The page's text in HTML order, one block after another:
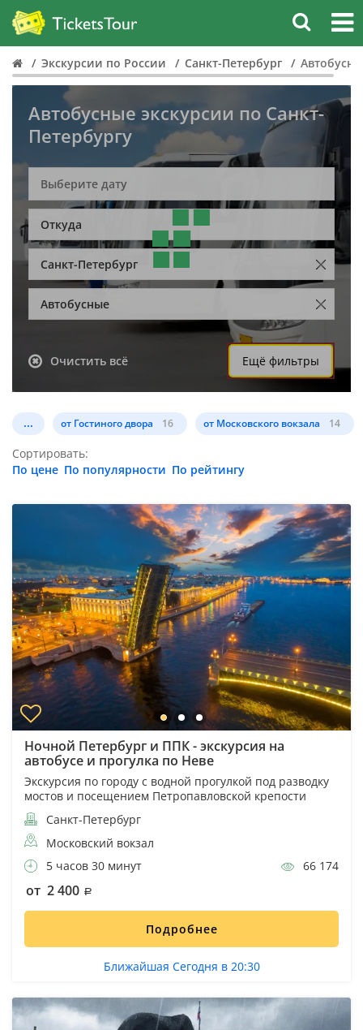
Экскурсии по России Санкт-Петербург
Автобусные экскурсии по Санкт-
Петербургу
Откуда
Санкт-Петербург
Автобусные
Очистить всё Ещё фильтры
... от Гостиного двора 16 от Московского вокзала 14
Сортировать:
По цене По популярности По рейтингу
Ночной Петербург и ППК - экскурсия на
автобусе и прогулка по Неве
Экскурсия по городу с водной прогулкой под разводку
мостов и посещением Петропавловской крепости
Санкт-Петербург
Московский вокзал
5 часов 30 минут
66 174
от 2 400
Подробнее
Ближайшая Сегодня в 20:30